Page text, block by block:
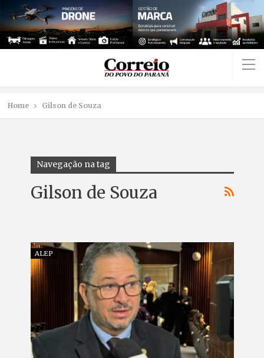
Home Gilson de Souza
Navegação na tag
Gilson de Souza
ALEP